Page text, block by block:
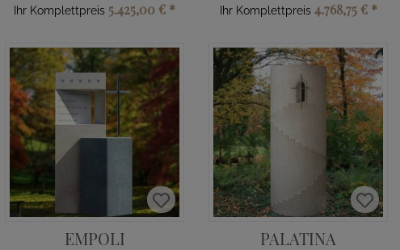
Ihr Komplettpreis 5.425,00 € *
Ihr Komplettpreis 4.768,75 € *
EMPOLI PALATINA